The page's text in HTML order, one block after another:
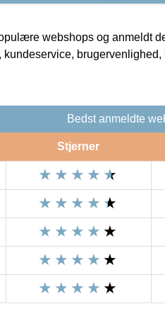
webshops og anmeldt
Bedst anmeldte
Stjerner